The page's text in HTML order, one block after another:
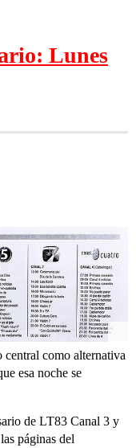
Lunes
como alternativa
esa noche se
de LT83 Canal 3 y
páginas del